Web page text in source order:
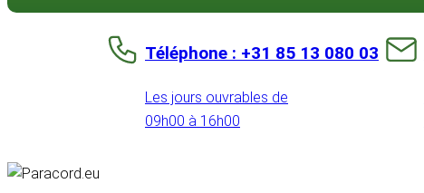
Téléphone : +31 85 13 080 03
Les jours ouvrables de
09h00 à 16h00